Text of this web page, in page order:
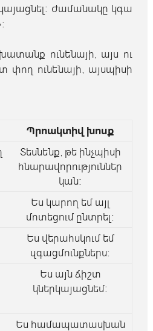
Ժամանակը կգա
ունենայի, այս ու
փող ունենայի, այսպիսի
Պրոակտիվ խոսք
Տեսնենք, թե ինչպիսի
հնարավորություններ
կան։
Ես կարող եմ այլ
մոտեցում ընտրել։
Ես վերահսկում եմ
զգացմունքներս։
Ես այն ճիշտ
կներկայացնեմ։
Ես համապատասխան